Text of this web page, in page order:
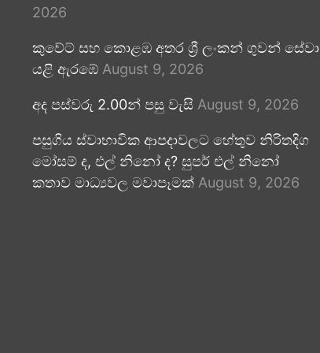
2026
කුවේට් සහ කොළඹ අතර ශ්‍රී ලංකන් ගුවන් සේවා
යළි ඇරඹේ August 9, 2026
අද පස්වරු 2.00න් පසු වැසි August 9, 2026
පසුගිය ස්වාභාවික ආපදාවලට හේතුව නිරිතදිග
මෝසම් ද, එල් නිනෝ ද? සුපර් එල් නිනෝ
කතාව මාධ්‍යවල මවාපෑමක් August 9, 2026